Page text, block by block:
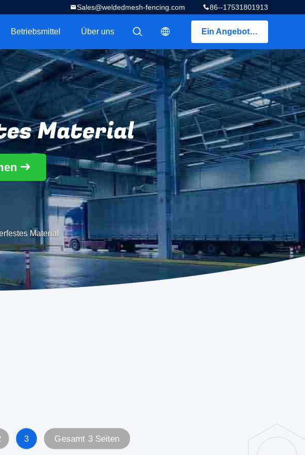
86--17531801913
Sales@weldedmesh-fencing.com
Ein Angebot bekommen
描述
描述
Betriebsmittel Über uns
Material
Material
3 Gesamt 3 Seiten